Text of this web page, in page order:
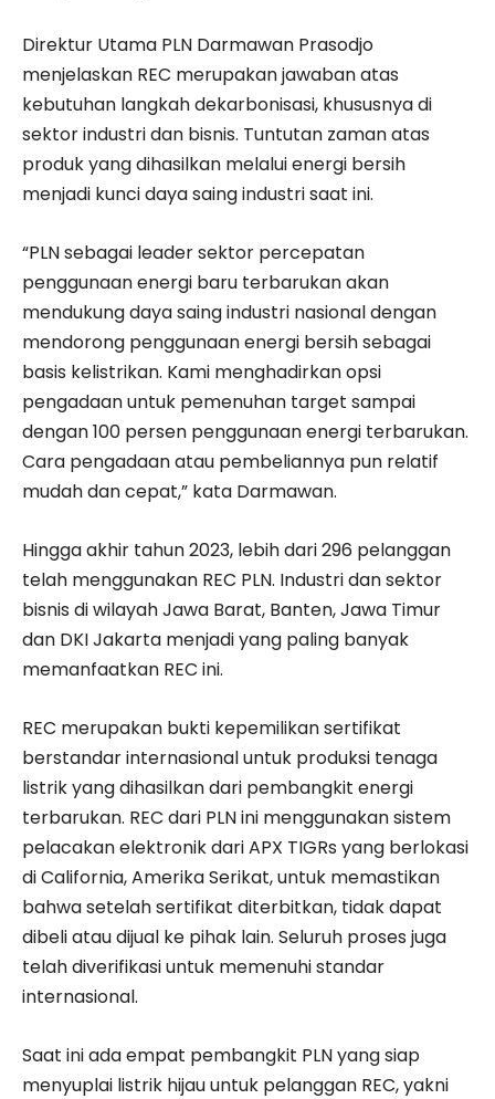
Direktur Utama PLN Darmawan Prasodjo
menjelaskan REC merupakan jawaban atas
kebutuhan langkah dekarbonisasi, khususnya di
sektor industri dan bisnis. Tuntutan zaman atas
produk yang dihasilkan melalui energi bersih
menjadi kunci daya saing industri saat ini.
“PLN sebagai leader sektor percepatan
penggunaan energi baru terbarukan akan
mendukung daya saing industri nasional dengan
mendorong penggunaan energi bersih sebagai
basis kelistrikan. Kami menghadirkan opsi
pengadaan untuk pemenuhan target sampai
dengan 100 persen penggunaan energi terbarukan.
Cara pengadaan atau pembeliannya pun relatif
mudah dan cepat,” kata Darmawan.
Hingga akhir tahun 2023, lebih dari 296 pelanggan
telah menggunakan REC PLN. Industri dan sektor
bisnis di wilayah Jawa Barat, Banten, Jawa Timur
dan DKI Jakarta menjadi yang paling banyak
memanfaatkan REC ini.
REC merupakan bukti kepemilikan sertifikat
berstandar internasional untuk produksi tenaga
listrik yang dihasilkan dari pembangkit energi
terbarukan. REC dari PLN ini menggunakan sistem
pelacakan elektronik dari APX TIGRs yang berlokasi
di California, Amerika Serikat, untuk memastikan
bahwa setelah sertifikat diterbitkan, tidak dapat
dibeli atau dijual ke pihak lain. Seluruh proses juga
telah diverifikasi untuk memenuhi standar
internasional.
Saat ini ada empat pembangkit PLN yang siap
menyuplai listrik hijau untuk pelanggan REC, yakni